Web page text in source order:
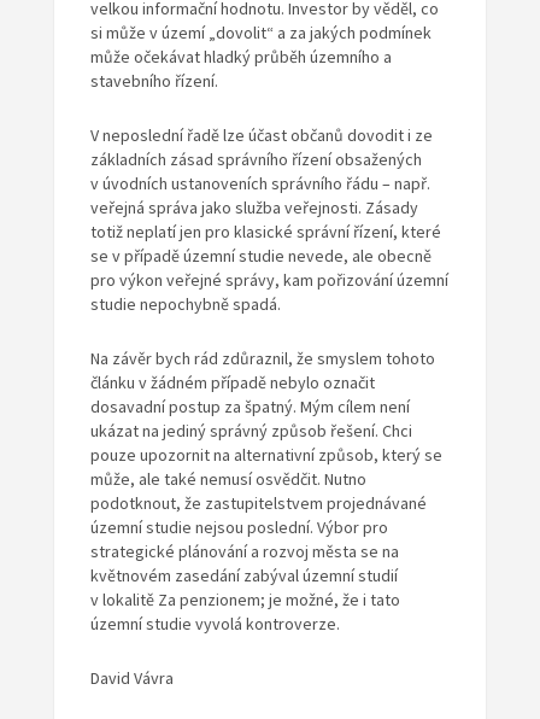
velkou informační hodnotu. Investor by věděl, co
si může v území „dovolit“ a za jakých podmínek
může očekávat hladký průběh územního a
stavebního řízení.
V neposlední řadě lze účast občanů dovodit i ze
základních zásad správního řízení obsažených
v úvodních ustanoveních správního řádu – např.
veřejná správa jako služba veřejnosti. Zásady
totiž neplatí jen pro klasické správní řízení, které
se v případě územní studie nevede, ale obecně
pro výkon veřejné správy, kam pořizování územní
studie nepochybně spadá.
Na závěr bych rád zdůraznil, že smyslem tohoto
článku v žádném případě nebylo označit
dosavadní postup za špatný. Mým cílem není
ukázat na jediný správný způsob řešení. Chci
pouze upozornit na alternativní způsob, který se
může, ale také nemusí osvědčit. Nutno
podotknout, že zastupitelstvem projednávané
územní studie nejsou poslední. Výbor pro
strategické plánování a rozvoj města se na
květnovém zasedání zabýval územní studií
v lokalitě Za penzionem; je možné, že i tato
územní studie vyvolá kontroverze.
David Vávra